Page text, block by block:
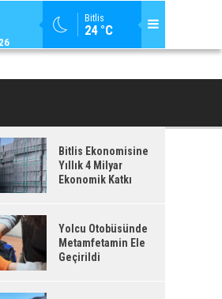
Bitlis
24 °C
ADİLCEVAZ /
MUSTAFA ÇIFTÇI İÇIŞLERI BAKANI
Bitlis Ekonomisine
Yıllık 4 Milyar
Ekonomik Katkı
Yolcu Otobüsünde
Metamfetamin Ele
Geçirildi